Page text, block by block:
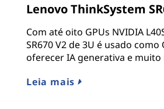
Lenovo ThinkSystem
Com até oito GPUs NVIDIA
SR670 V2 de 3U é usado como
oferecer IA generativa e muito
Leia mais